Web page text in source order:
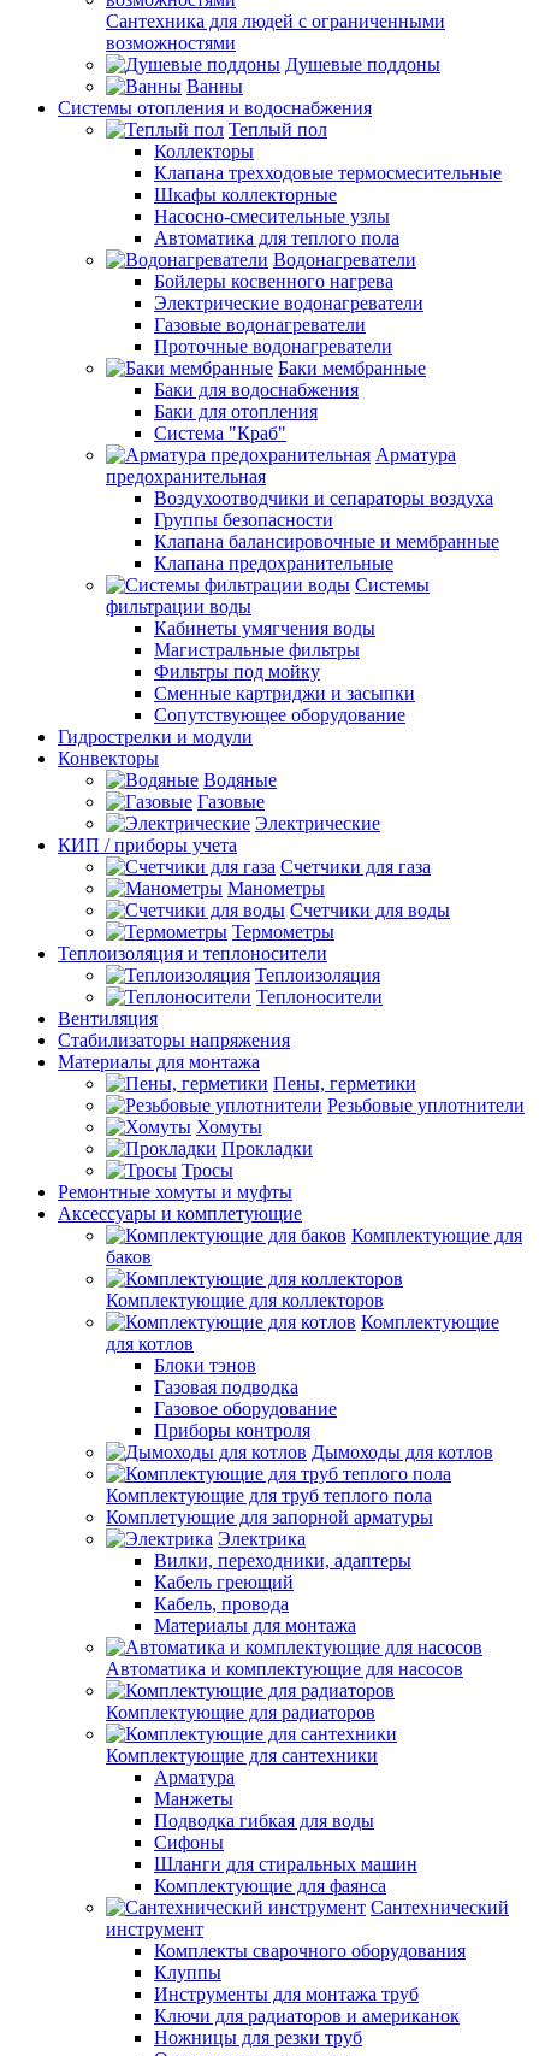
Сантехника для людей с ограниченными
возможностями
Душевые поддоны
Ванны
Системы отопления и водоснабжения
Теплый пол
Коллекторы
Клапана трехходовые термосмесительные
Шкафы коллекторные
Насосно-смесительные узлы
Автоматика для теплого пола
Водонагреватели
Бойлеры косвенного нагрева
Электрические водонагреватели
Газовые водонагреватели
Проточные водонагреватели
Баки мембранные
Баки для водоснабжения
Баки для отопления
Система "Краб"
Арматура
предохранительная
Воздухоотводчики и сепараторы воздуха
Группы безопасности
Клапана балансировочные и мембранные
Клапана предохранительные
Системы
фильтрации воды
Кабинеты умягчения воды
Магистральные фильтры
Фильтры под мойку
Сменные картриджи и засыпки
Сопутствующее оборудование
Гидрострелки и модули
Конвекторы
Водяные
Газовые
Электрические
КИП / приборы учета
Счетчики для газа
Манометры
Счетчики для воды
Термометры
Теплоизоляция и теплоносители
Теплоизоляция
Теплоносители
Вентиляция
Стабилизаторы напряжения
Материалы для монтажа
Пены, герметики
Резьбовые уплотнители
Хомуты
Прокладки
Тросы
Ремонтные хомуты и муфты
Аксессуары и комплетующие
Комплектующие для
баков
Комплектующие для коллекторов
Комплектующие
для котлов
Блоки тэнов
Газовая подводка
Газовое оборудование
Приборы контроля
Дымоходы для котлов
Комплектующие для труб теплого пола
Комплетующие для запорной арматуры
Электрика
Вилки, переходники, адаптеры
Кабель греющий
Кабель, провода
Материалы для монтажа
Автоматика и комплектующие для насосов
Комплектующие для радиаторов
Комплектующие для сантехники
Арматура
Манжеты
Подводка гибкая для воды
Сифоны
Шланги для стиральных машин
Комплектующие для фаянса
Сантехнический
инструмент
Комплекты сварочного оборудования
Клуппы
Инструменты для монтажа труб
Ключи для радиаторов и американок
Ножницы для резки труб